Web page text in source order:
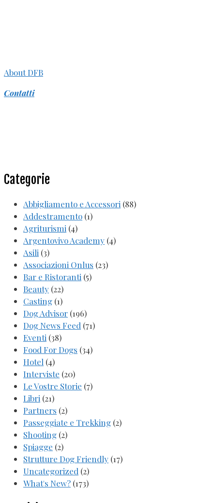
About DFB
Contatti
Categorie
Abbigliamento e Accessori (88)
Addestramento (1)
Agriturismi (4)
Argentovivo Academy (4)
Asili (3)
Associazioni Onlus (23)
Bar e Ristoranti (5)
Beauty (22)
Casting (1)
Dog Advisor (196)
Dog News Feed (71)
Eventi (38)
Food For Dogs (34)
Hotel (4)
Interviste (20)
Le Vostre Storie (7)
Libri (21)
Partners (2)
Passeggiate e Trekking (2)
Shooting (2)
Spiagge (2)
Strutture Dog Friendly (17)
Uncategorized (2)
What's New? (173)